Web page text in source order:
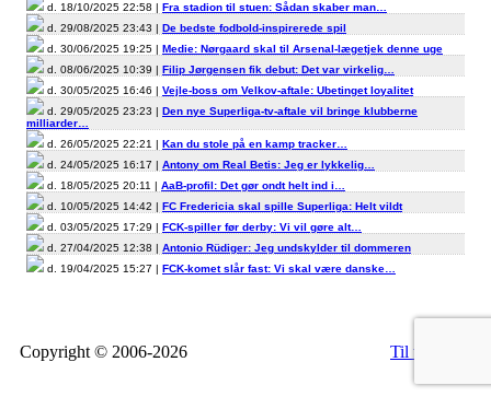
d. 18/10/2025 22:58 | Fra stadion til stuen: Sådan skaber man…
d. 29/08/2025 23:43 | De bedste fodbold-inspirerede spil
d. 30/06/2025 19:25 | Medie: Nørgaard skal til Arsenal-lægetjek denne uge
d. 08/06/2025 10:39 | Filip Jørgensen fik debut: Det var virkelig…
d. 30/05/2025 16:46 | Vejle-boss om Velkov-aftale: Ubetinget loyalitet
d. 29/05/2025 23:23 | Den nye Superliga-tv-aftale vil bringe klubberne
milliarder…
d. 26/05/2025 22:21 | Kan du stole på en kamp tracker…
d. 24/05/2025 16:17 | Antony om Real Betis: Jeg er lykkelig…
d. 18/05/2025 20:11 | AaB-profil: Det gør ondt helt ind i…
d. 10/05/2025 14:42 | FC Fredericia skal spille Superliga: Helt vildt
d. 03/05/2025 17:29 | FCK-spiller før derby: Vi vil gøre alt…
d. 27/04/2025 12:38 | Antonio Rüdiger: Jeg undskylder til dommeren
d. 19/04/2025 15:27 | FCK-komet slår fast: Vi skal være danske…
Copyright © 2006-2026 Til top